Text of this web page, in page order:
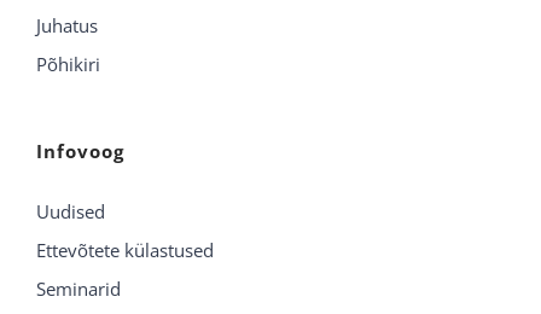
Juhatus
Põhikiri
Infovoog
Uudised
Ettevõtete külastused
Seminarid